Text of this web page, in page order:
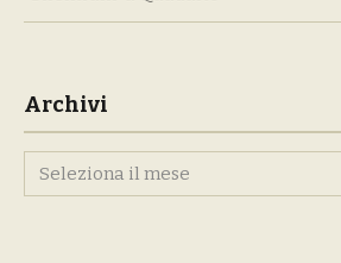
Archivi
Archivi